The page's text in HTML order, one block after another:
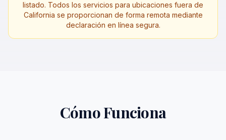
listado. Todos los servicios para ubicaciones fuera de
California se proporcionan de forma remota mediante
declaración en línea segura.
Cómo Funciona